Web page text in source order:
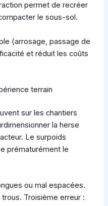
permet de recréer
le sous-sol.
(arrosage, passage de
et réduit les coûts
terrain
sur les chantiers
la herse
Le surpoids
prématurément le
ou mal espacées.
Troisième erreur :